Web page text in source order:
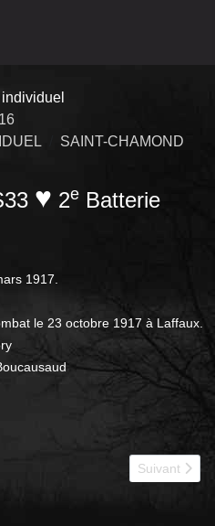
SAINT-CHAMOND
♥ 2e Batterie
1917.
le 23 octobre 1917 à Laffaux.
Article
Suivant